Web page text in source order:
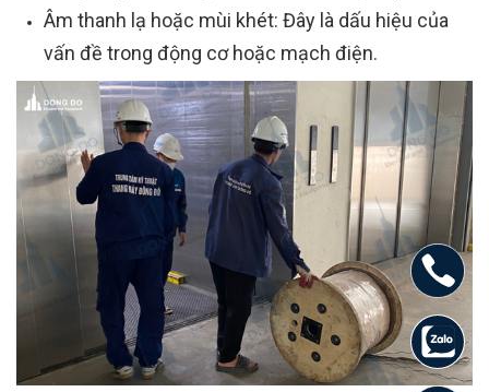
Âm thanh lạ hoặc mùi khét: Đây là dấu hiệu của
vấn đề trong động cơ hoặc mạch điện.